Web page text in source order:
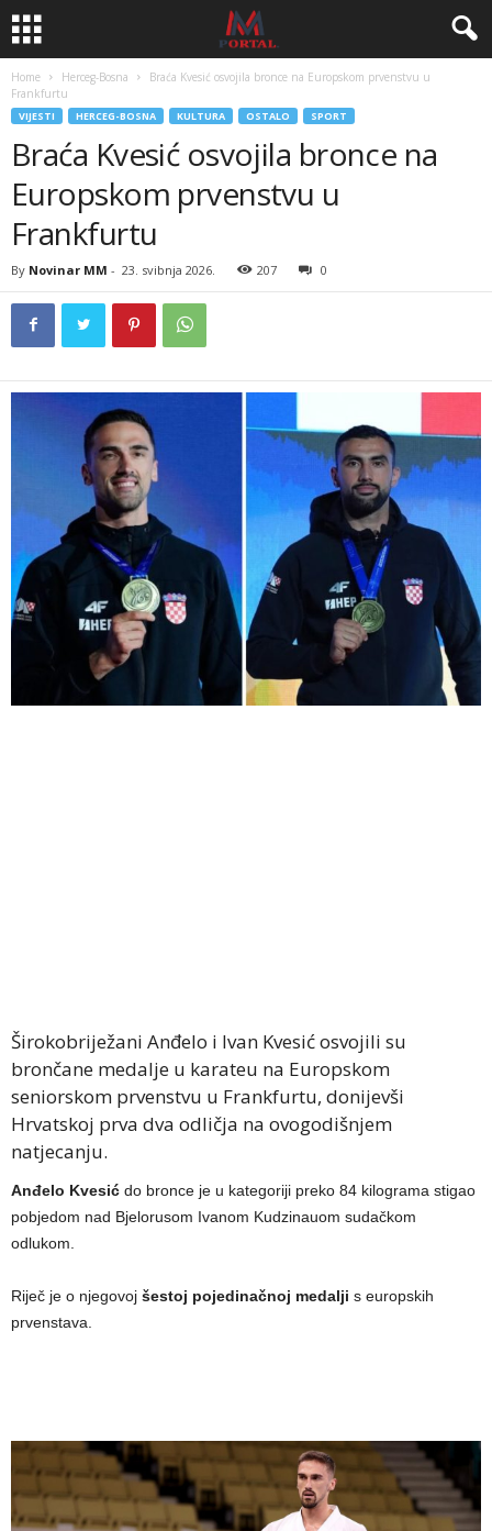
Home Herceg-Bosna
Braća Kvesić osvojila bronce na Europskom prvenstvu u
Frankfurtu
VIJESTI HERCEG-BOSNA KULTURA OSTALO SPORT
Braća Kvesić osvojila bronce na
Europskom prvenstvu u
Frankfurtu
By Novinar MM - 23. svibnja 2026. 207 0
Širokobriježani Anđelo i Ivan Kvesić osvojili su
brončane medalje u karateu na Europskom
seniorskom prvenstvu u Frankfurtu, donijevši
Hrvatskoj prva dva odličja na ovogodišnjem
natjecanju.
Anđelo Kvesić do bronce je u kategoriji preko 84 kilograma stigao
pobjedom nad Bjelorusom Ivanom Kudzinauom sudačkom
odlukom.
Riječ je o njegovoj šestoj pojedinačnoj medalji s europskih
prvenstava.